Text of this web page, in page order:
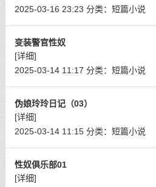
2025-03-16 23:23 分类： 短篇小说
变装警官性奴
[详细]
2025-03-14 11:17 分类： 短篇小说
伪娘玲玲日记（03）
[详细]
2025-03-14 11:15 分类： 短篇小说
性奴俱乐部01
[详细]